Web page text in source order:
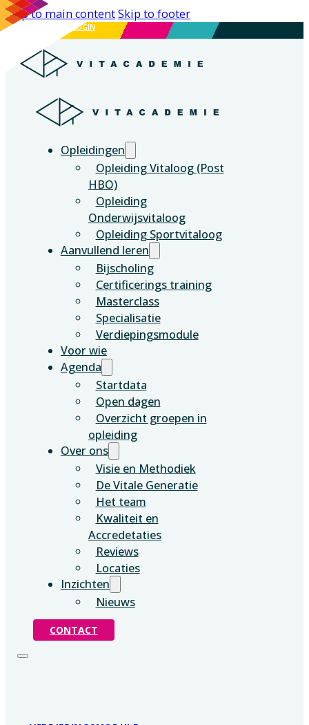
Skip to main contentSkip to footer
DE VITALE GENERATIE LOGIN
Opleidingen
Opleiding Vitaloog (Post
HBO)
Opleiding
Onderwijsvitaloog
Opleiding Sportvitaloog
Aanvullend leren
Bijscholing
Certificerings training
Masterclass
Specialisatie
Verdiepingsmodule
Voor wie
Agenda
Startdata
Open dagen
Overzicht groepen in
opleiding
Over ons
Visie en Methodiek
De Vitale Generatie
Het team
Kwaliteit en
Accredetaties
Reviews
Locaties
Inzichten
Nieuws
CONTACT